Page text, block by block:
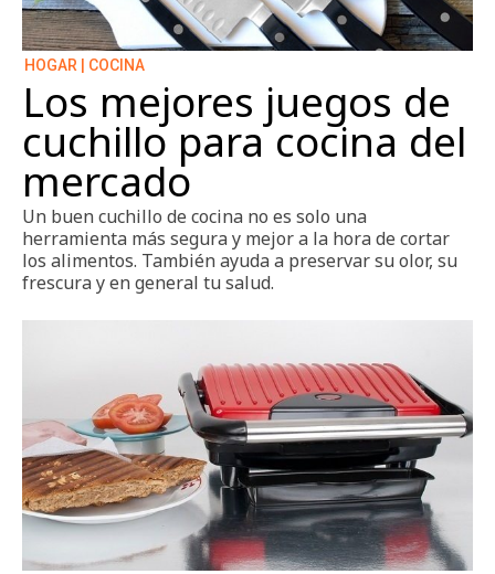
HOGAR | COCINA
Los mejores juegos de
cuchillo para cocina del
mercado
Un buen cuchillo de cocina no es solo una
herramienta más segura y mejor a la hora de cortar
los alimentos. También ayuda a preservar su olor, su
frescura y en general tu salud.